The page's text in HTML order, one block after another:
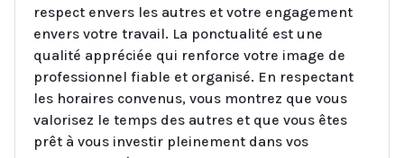
respect envers les autres et votre engagement
envers votre travail. La ponctualité est une
qualité appréciée qui renforce votre image de
professionnel fiable et organisé. En respectant
les horaires convenus, vous montrez que vous
valorisez le temps des autres et que vous êtes
prêt à vous investir pleinement dans vos